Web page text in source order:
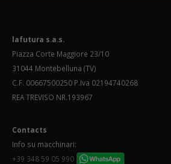
lafutura s.a.s.
Piazza Corte Maggiore 23/10
31044 Montebelluna (TV)
C.F. 00667500250 P.Iva 02194740268
REA TREVISO NR.193967
Contacts
Info su macchinari:
+39 348 59 05 990